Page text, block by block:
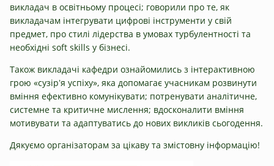
викладач в освітньому процесі; говорили про те, як
викладачам інтегрувати цифрові інструменти у свій
предмет, про стилі лідерства в умовах турбулентності та
необхідні soft skills у бізнесі.
Також викладачі кафедри ознайомились з інтерактивною
грою «сузірʼя успіху», яка допомагає учасникам розвинути
вміння ефективно комунікувати; потренувати аналітичне,
системне та критичне мислення; вдосконалити вміння
мотивувати та адаптуватись до нових викликів сьогодення.
Дякуємо організаторам за цікаву та змістовну інформацію!